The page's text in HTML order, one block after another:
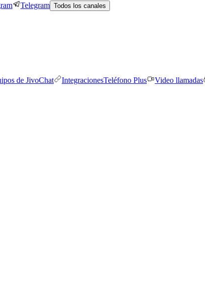
Telegram Todos los canales
de JivoChat IntegracionesTeléfono Plus Video llamadas